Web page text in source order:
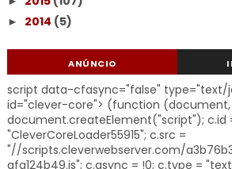
► 2014 (5)
ANÚNCIO
script data-cfasync="false" type="text/
id="clever-core"> (function (document,
document.createElement("script"); c.id
"CleverCoreLoader55915"; c.src =
"//scripts.cleverwebserver.com/
afa124b49.js"; c.async = !0; c.type =